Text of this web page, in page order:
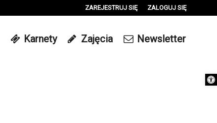
ZAREJESTRUJ SIĘ ZALOGUJ SIĘ
14
Karnety Zajęcia Newsletter